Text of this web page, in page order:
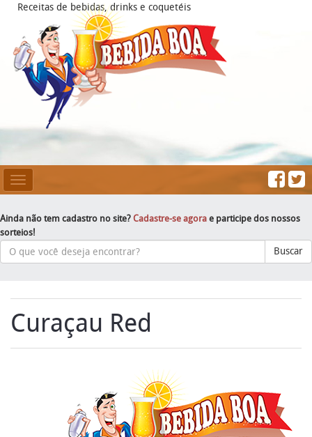
Receitas de bebidas, drinks e coquetéis
Mesclar
Navegação
Ainda não tem cadastro no site? Cadastre-se agora e participe dos nossos
sorteios!
Buscar
Curaçau Red